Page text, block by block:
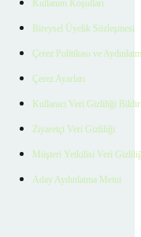
Kullanım Koşulları
Bireysel Üyelik Sözleşmesi
Çerez Politikası ve
Çerez Ayarları
Kullanıcı Veri Gizliliği
Ziyaretçi Veri Gizliliği
Müşteri Yetkilisi Veri
Aday Aydınlatma Metni